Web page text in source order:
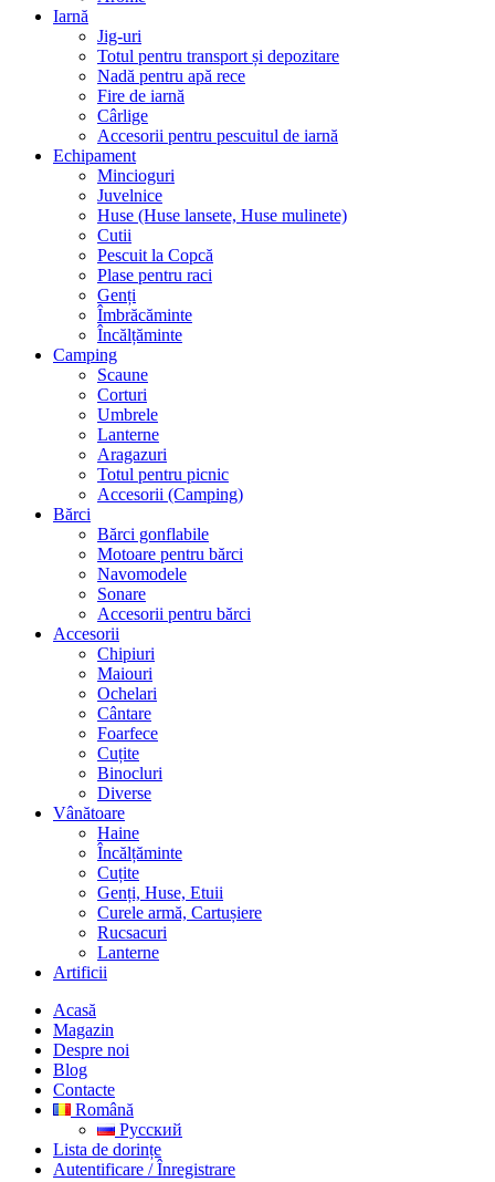
Iarnă
Jig-uri
Totul pentru transport și depozitare
Nadă pentru apă rece
Fire de iarnă
Cârlige
Accesorii pentru pescuitul de iarnă
Echipament
Mincioguri
Juvelnice
Huse (Huse lansete, Huse mulinete)
Cutii
Pescuit la Copcă
Plase pentru raci
Genți
Îmbrăcăminte
Încălțăminte
Camping
Scaune
Corturi
Umbrele
Lanterne
Aragazuri
Totul pentru picnic
Accesorii (Camping)
Bărci
Bărci gonflabile
Motoare pentru bărci
Navomodele
Sonare
Accesorii pentru bărci
Accesorii
Chipiuri
Maiouri
Ochelari
Cântare
Foarfece
Cuțite
Binocluri
Diverse
Vânătoare
Haine
Încălțăminte
Cuțite
Genți, Huse, Etuii
Curele armă, Cartușiere
Rucsacuri
Lanterne
Artificii
Acasă
Magazin
Despre noi
Blog
Contacte
Română
Русский
Lista de dorințe
Autentificare / Înregistrare